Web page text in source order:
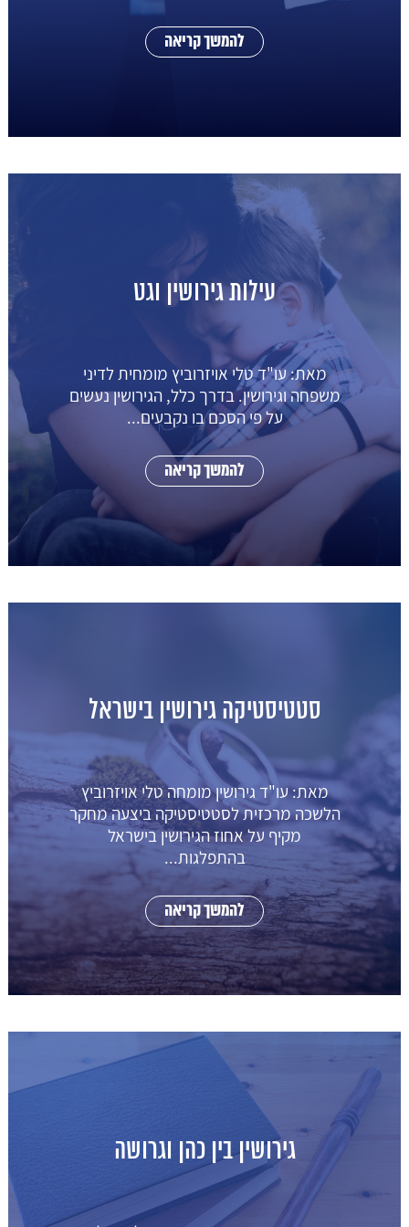
להמשך קריאה
עילות גירושין וגט
מאת: עו"ד טלי אויזרוביץ מומחית לדיני
משפחה וגירושין. בדרך כלל, הגירושין נעשים
על פי הסכם בו נקבעים...
להמשך קריאה
סטטיסטיקה גירושין בישראל
מאת: עו"ד גירושין מומחה טלי אויזרוביץ
הלשכה מרכזית לסטטיסטיקה ביצעה מחקר
מקיף על אחוז הגירושין בישראל
בהתפלגות...
להמשך קריאה
גירושין בין כהן וגרושה